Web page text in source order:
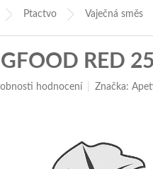
Ptactvo Vaječná směs
RED
hodnocení Značka: